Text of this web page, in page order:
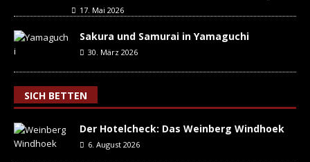
17. Mai 2026
Sakura und Samurai in Yamaguchi
30. März 2026
SICH BETTEN
Der Hotelcheck: Das Weinberg Windhoek
6. August 2026